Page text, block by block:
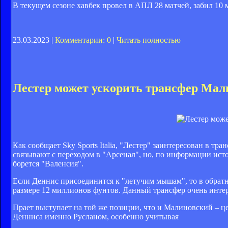
В текущем сезоне хавбек провел в АПЛ 28 матчей, забил 10
23.03.2023 | Комментарии: 0 | Читать полностью
Лестер может ускорить трансфер
Как сообщает Sky Sports Italia, "Лестер" заинтересован в
связывают с переходом в "Арсенал", но, по информации
борется "Валенсия".
Если Деннис присоединится к "летучим мышам", то в
размере 12 миллионов фунтов. Данный трансфер очень
Прает выступает на той же позиции, что и Малиновский –
Денниса именно Русланом, особенно учитывая